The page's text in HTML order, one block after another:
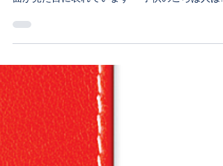
面が見た目に表れています 「子供のころは人は見
た目じゃない中身だよ」と言われて育ちました。
しかし、大人になるにつれ、気づいたことがあり
ます。...